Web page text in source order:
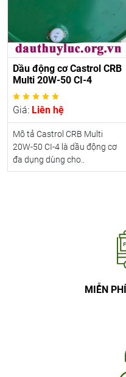
Dầu động cơ Castrol CRB
Multi 20W-50 CI-4
Giá: Liên hệ
Mô tả Castrol CRB Multi
20W-50 CI-4 là dầu động cơ
đa dụng dùng cho..
MIỄN